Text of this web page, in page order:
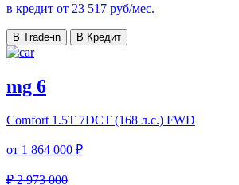
в кредит от 23 517 руб/мес.
В Trade-in В Кредит
mg 6
Comfort 1.5T 7DCT (168 л.с.) FWD
от 1 864 000 ₽
₽ 2 973 000